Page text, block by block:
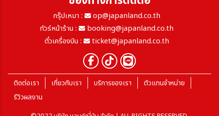
กรุ๊ปเหมา :
op@japanland.co.th
ทัวร์หน้าร้าน :
booking@japanland.co.th
ตั๋วเครื่องบิน :
ticket@japanland.co.th
ติดต่อเรา เกี่ยวกับเรา บริการของเรา
ตัวแทนจำหน่าย
รีวิวผลงาน